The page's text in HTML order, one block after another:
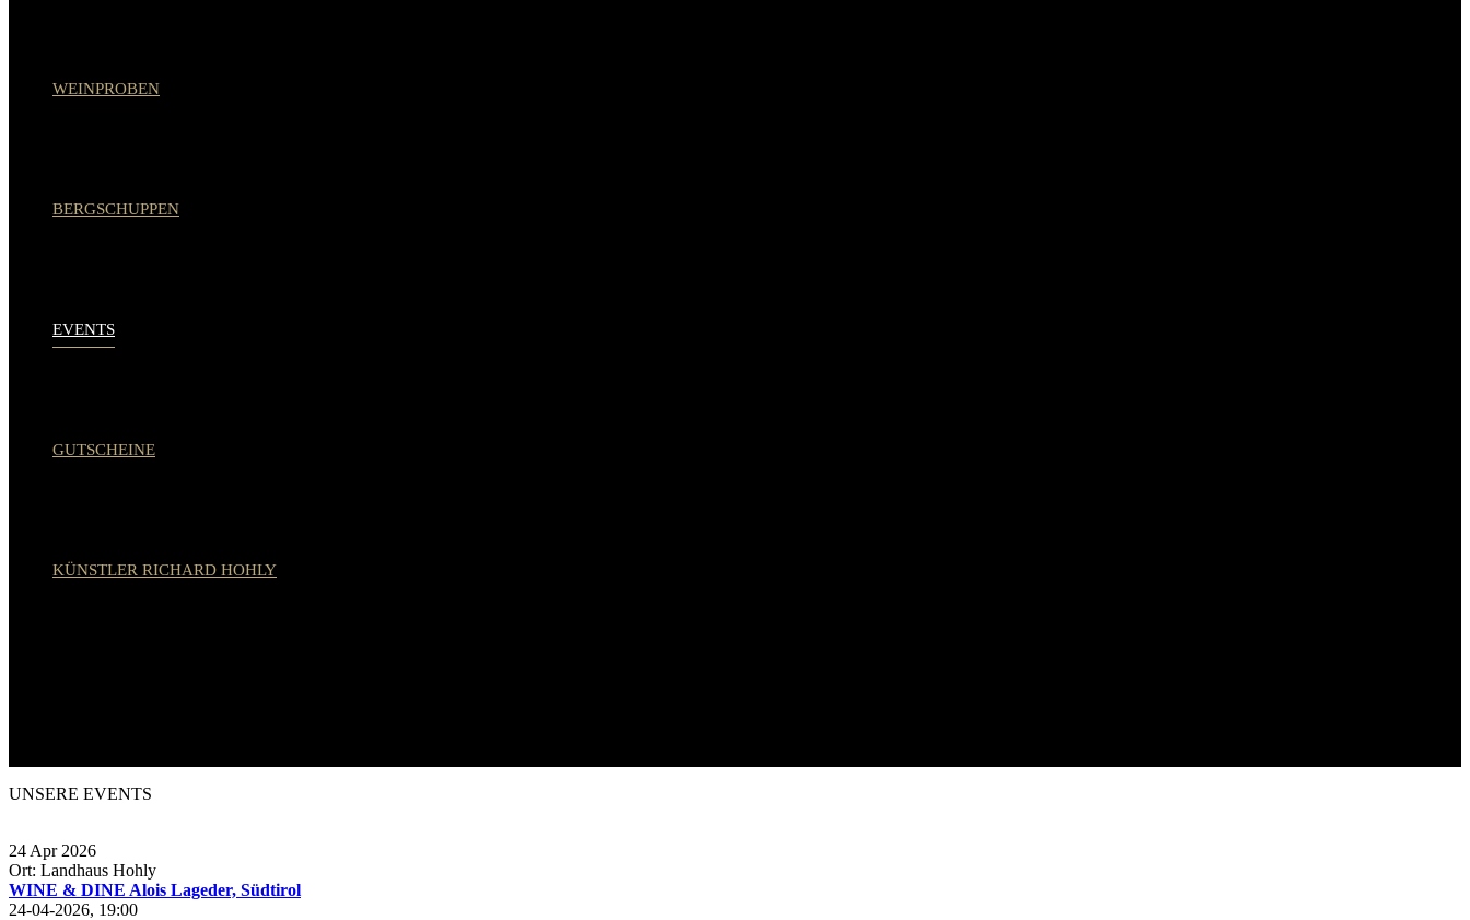
WEINPROBEN
BERGSCHUPPEN
EVENTS
GUTSCHEINE
KÜNSTLER RICHARD HOHLY
UNSERE EVENTS
24 Apr 2026
Ort: Landhaus Hohly
WINE & DINE Alois Lageder, Südtirol
24-04-2026, 19:00